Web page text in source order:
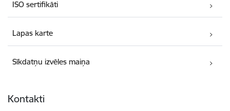
ISO sertifikāti
Lapas karte
Sīkdatņu izvēles maiņa
Kontakti